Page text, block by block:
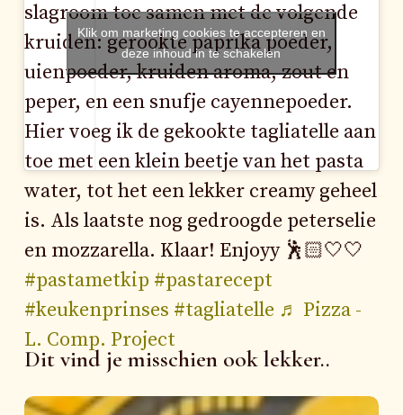
slagroom toe samen met de volgende
kruiden: gerookte paprika poeder,
uienpoeder, kruiden aroma, zout en
peper, en een snufje cayennepoeder.
Hier voeg ik de gekookte tagliatelle aan
toe met een klein beetje van het pasta
water, tot het een lekker creamy geheel
is. Als laatste nog gedroogde peterselie
en mozzarella. Klaar! Enjoyy 🕺🏻🤍🤍
#pastametkip #pastarecept
#keukenprinses #tagliatelle ♬ Pizza -
L. Comp. Project
Klik om marketing cookies te accepteren en
deze inhoud in te schakelen
Marokkaanse